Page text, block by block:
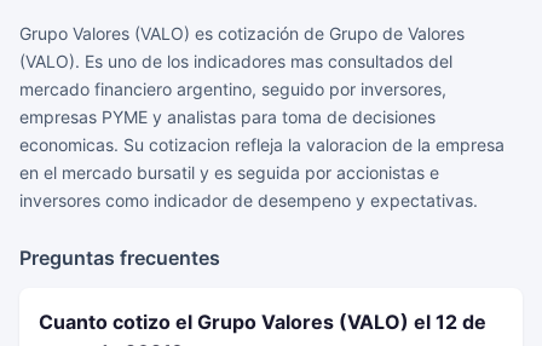
Grupo Valores (VALO) es cotización de Grupo de Valores
(VALO). Es uno de los indicadores mas consultados del
mercado financiero argentino, seguido por inversores,
empresas PYME y analistas para toma de decisiones
economicas. Su cotizacion refleja la valoracion de la empresa
en el mercado bursatil y es seguida por accionistas e
inversores como indicador de desempeno y expectativas.
Preguntas frecuentes
Cuanto cotizo el Grupo Valores (VALO) el 12 de